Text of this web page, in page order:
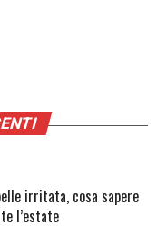
irritata, cosa sapere
l’estate